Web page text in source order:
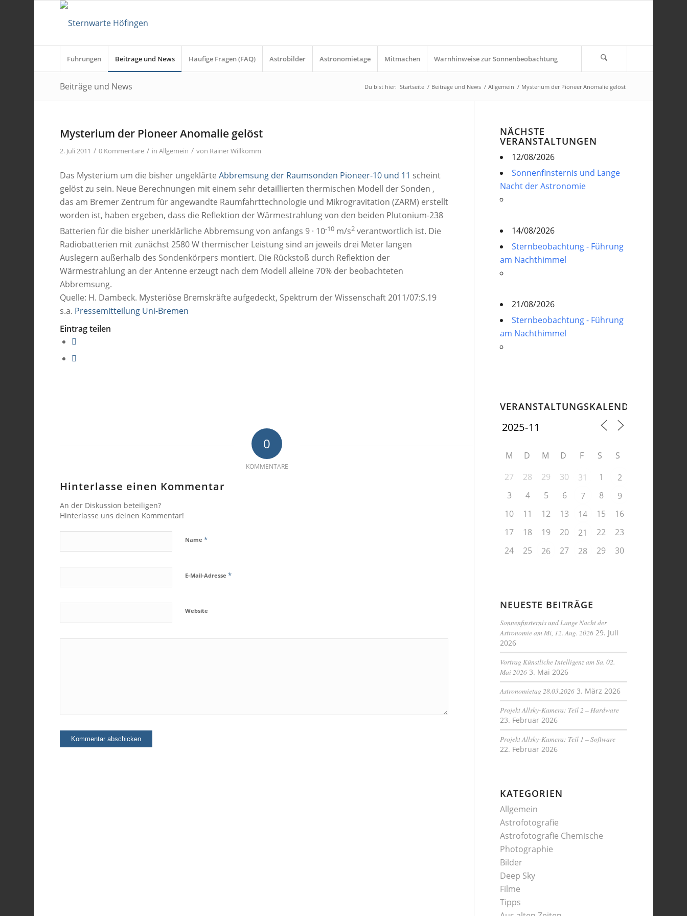
Führungen Beiträge und News Häufige Fragen (FAQ) Astrobilder Astronomietage Mitmachen Warnhinweise zur Sonnenbeobachtung
Beiträge und News Du bist hier: Startseite / Beiträge und News / Allgemein / Mysterium der Pioneer Anomalie gelöst
Mysterium der Pioneer Anomalie gelöst
2. Juli 2011 / 0 Kommentare / inAllgemein / von Rainer Willkomm
Das Mysterium um die bisher ungeklärteAbbremsung der Raumsonden Pioneer-10 und 11 scheint
gelöst zu sein. Neue Berechnungen mit einem sehr detaillierten thermischen Modell der Sonden ,
das am Bremer Zentrum für angewandte Raumfahrttechnologie und Mikrogravitation (ZARM) erstellt
worden ist, haben ergeben, dass die Reflektion der Wärmestrahlung von den beiden Plutonium-238
Batterien für die bisher unerklärliche Abbremsung von anfangs 9 · 10-10 m/s2 verantwortlich ist. Die
Radiobatterien mit zunächst 2580 W thermischer Leistung sind an jeweils drei Meter langen
Auslegern außerhalb des Sondenkörpers montiert. Die Rückstoß durch Reflektion der
Wärmestrahlung an der Antenne erzeugt nach dem Modell alleine 70% der beobachteten
Abbremsung.
Quelle: H. Dambeck. Mysteriöse Bremskräfte aufgedeckt, Spektrum der Wissenschaft 2011/07:S.19
s.a. Pressemitteilung Uni-Bremen
Eintrag teilen
0
KOMMENTARE
Hinterlasse einen Kommentar
An der Diskussion beteiligen?
Hinterlasse uns deinen Kommentar!
Name*
E-Mail-Adresse*
Website
NÄCHSTE
VERANSTALTUNGEN
12/08/2026
Sonnenfinsternis und Lange
Nacht der Astronomie
14/08/2026
Sternbeobachtung - Führung
am Nachthimmel
21/08/2026
Sternbeobachtung - Führung
am Nachthimmel
VERANSTALTUNGSKALENDER
M D M D F S
S
27
28 29 30 31 1
2
3
4 5 6 7 8
9
10
11 12 13 14 15
16
17
18 19 20 21 22
23
24
25 26 27 28 29 30
NEUESTE BEITRÄGE
Sonnenfinsternis und Lange Nacht der
Astronomie am Mi, 12. Aug. 2026 29. Juli
2026
Vortrag Künstliche Intelligenz am Sa. 02.
Mai 2026 3. Mai 2026
Astronomietag 28.03.2026 3. März 2026
Projekt Allsky-Kamera: Teil 2 – Hardware
23. Februar 2026
Projekt Allsky-Kamera: Teil 1 – Software
22. Februar 2026
KATEGORIEN
Allgemein
Astrofotografie
Astrofotografie Chemische
Photographie
Bilder
Deep Sky
Filme
Tipps